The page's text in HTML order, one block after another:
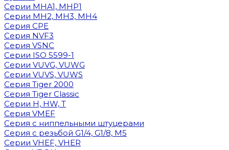
Cерии MHA1, MHP1
Cерии MH2, MH3, MH4
Cерия CPE
Серия NVF3
Серия VSNC
Серии ISO 5599-1
Серии VUVG, VUWG
Серии VUVS, VUWS
Серия Tiger 2000
Серия Tiger Classic
Серии H, HW, T
Серия VMEF
Серия с ниппельными штуцерами
Серия с резьбой G1/4, G1/8, М5
Серии VHEF, VHER